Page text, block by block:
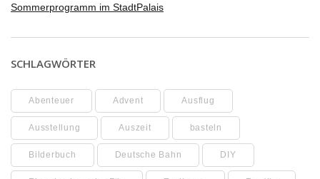
Sommerprogramm im StadtPalais
SCHLAGWÖRTER
Abenteuer Advent Ausflug
Ausstellung Auszeit basteln
Bilderbuch Deutsche Bahn DIY